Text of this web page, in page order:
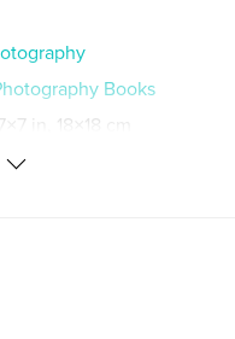
Books
in, 18×18 cm